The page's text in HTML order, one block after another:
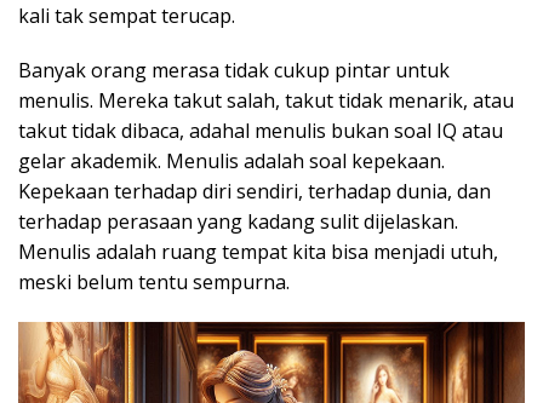
kali tak sempat terucap.
Banyak orang merasa tidak cukup pintar untuk
menulis. Mereka takut salah, takut tidak menarik, atau
takut tidak dibaca, adahal menulis bukan soal IQ atau
gelar akademik. Menulis adalah soal kepekaan.
Kepekaan terhadap diri sendiri, terhadap dunia, dan
terhadap perasaan yang kadang sulit dijelaskan.
Menulis adalah ruang tempat kita bisa menjadi utuh,
meski belum tentu sempurna.